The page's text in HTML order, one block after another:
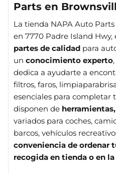
Parts en
La tienda NAPA Auto
en 7770 Padre Island Hwy,
partes de calidad para
un conocimiento experto
dedica a ayudarte a
filtros, faros,
esenciales para completar
disponen de
variados para coches,
barcos, vehículos
conveniencia de ordenar
recogida en tienda o en la